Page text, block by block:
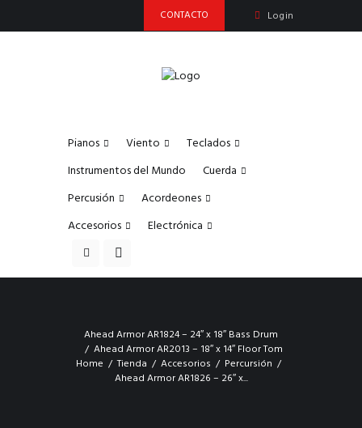
CONTACTO Login
Pianos Viento
Teclados
Instrumentos del Mundo
Cuerda
Percusión
Acordeones
Accesorios
Electrónica
Ahead Armor AR1824 – 24″ x 18″ Bass Drum
Ahead Armor AR2013 – 18″ x 14″ Floor Tom
Home
Tienda Accesorios
Percursión
Ahead Armor AR1826 – 26″ x...